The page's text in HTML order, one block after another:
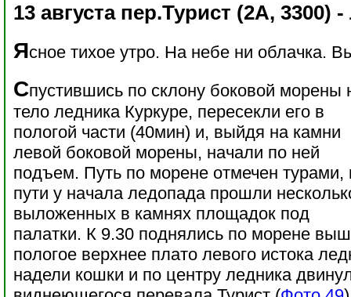
13 августа пер.Турист (2А, 3300)
Ясное тихое утро. На небе ни облачка.
Спустившись по склону боковой морены
тело ледника Куркуре, пересекли его в
пологой части (40мин) и, выйдя на камни
левой боковой морены, начали по ней
подъем. Путь по морене отмечен турами,
пути у начала ледопада прошли
выложенных в камнях площадок под
палатки. К 9.30 поднялись по морене
пологое верхнее плато левого истока
надели кошки и по центру ледника